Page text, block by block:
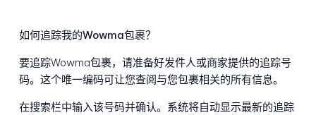
如何追踪我的Wowma包裹？
要追踪Wowma包裹，请准备好发件人或商家提供的追踪号
码。这个唯一编码可让您查阅与您包裹相关的所有信息。
在搜索栏中输入该号码并确认。系统将自动显示最新的追踪